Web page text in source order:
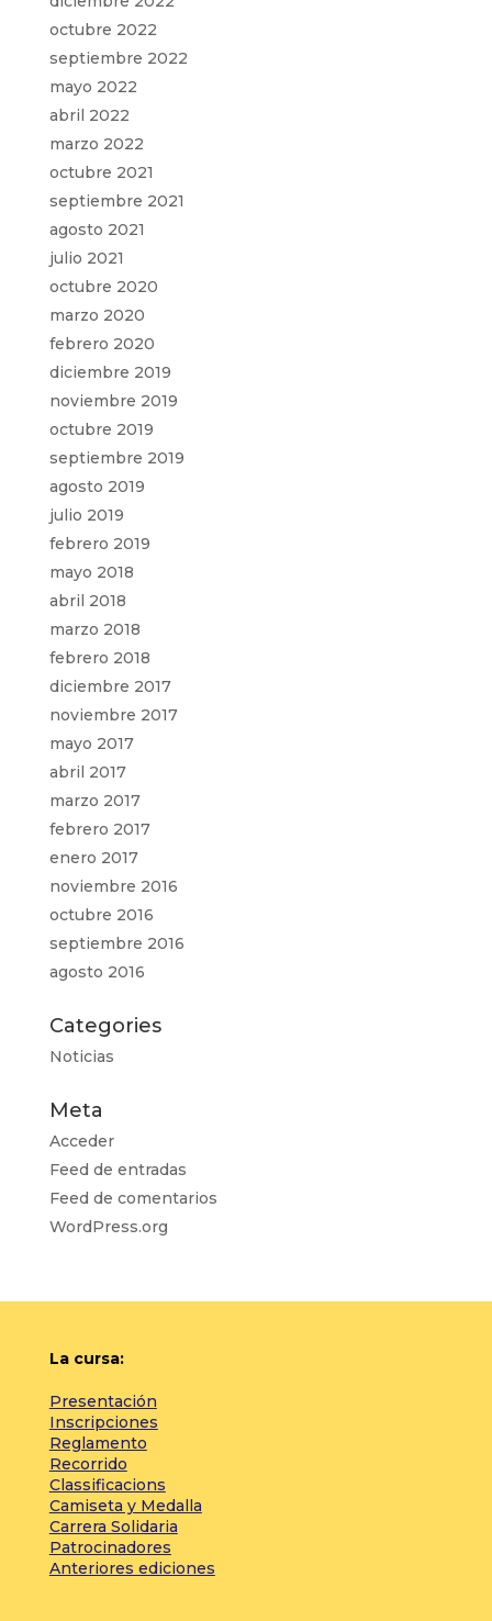
octubre 2022
septiembre 2022
mayo 2022
abril 2022
marzo 2022
octubre 2021
septiembre 2021
agosto 2021
julio 2021
octubre 2020
marzo 2020
febrero 2020
diciembre 2019
noviembre 2019
octubre 2019
septiembre 2019
agosto 2019
julio 2019
febrero 2019
mayo 2018
abril 2018
marzo 2018
febrero 2018
diciembre 2017
noviembre 2017
mayo 2017
abril 2017
marzo 2017
febrero 2017
enero 2017
noviembre 2016
octubre 2016
septiembre 2016
agosto 2016
Categories
Noticias
Meta
Acceder
Feed de entradas
Feed de comentarios
WordPress.org
La cursa:
Presentación
Inscripciones
Reglamento
Recorrido
Classificacions
Camiseta y Medalla
Carrera Solidaria
Patrocinadores
Anteriores ediciones